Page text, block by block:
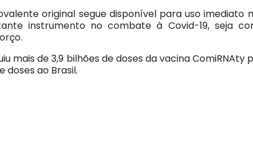
original segue disponível para uso imediato
instrumento no combate à Covid-19, seja
mais de 3,9 bilhões de doses da vacina ComiRNAty
doses ao Brasil.